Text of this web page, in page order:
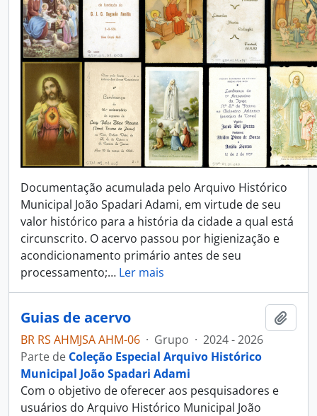
Documentação acumulada pelo Arquivo Histórico
Municipal João Spadari Adami, em virtude de seu
valor histórico para a história da cidade a qual está
circunscrito. O acervo passou por higienização e
acondicionamento primário antes de seu
processamento;… Ler mais
Guias de acervo
BR RS AHMJSA AHM-06 · Grupo · 2024 - 2026
Parte de Coleção Especial Arquivo Histórico
Municipal João Spadari Adami
Com o objetivo de oferecer aos pesquisadores e
usuários do Arquivo Histórico Municipal João